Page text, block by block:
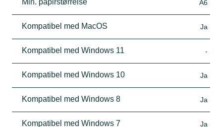
Min. papirstørrelse A6
Kompatibel med MacOS Ja
Kompatibel med Windows 11 -
Kompatibel med Windows 10 Ja
Kompatibel med Windows 8 Ja
Kompatibel med Windows 7 Ja